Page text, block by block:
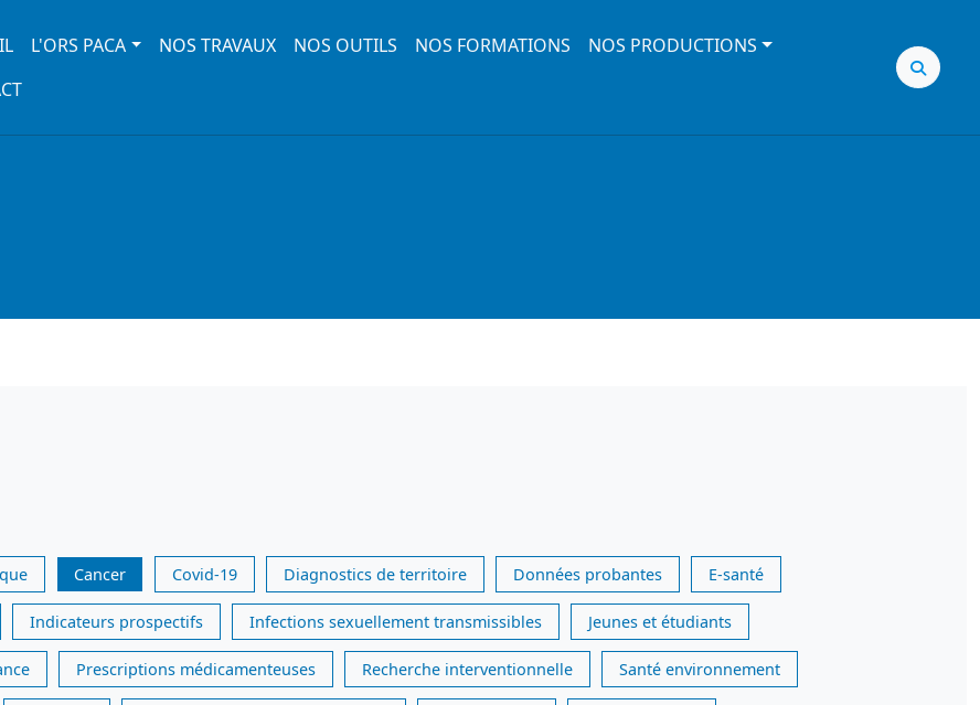
navigation
L'ORS PACA NOS TRAVAUX NOS OUTILS NOS FORMATIONS
NOS PRODUCTIONS
Cancer Covid-19 Diagnostics de territoire Données probantes E-santé
Indicateurs prospectifs Infections sexuellement transmissibles Jeunes et étudiants
Prescriptions médicamenteuses Recherche interventionnelle Santé environnement